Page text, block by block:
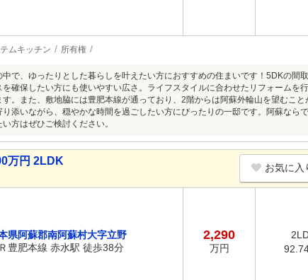
ムキッチン 所有権
中で、ゆったりとした暮らしを叶えたい方におすすめの住まいです！5DKの間
確保したい方にも使いやすい広さ。ライフスタイルに合わせたリフォームを
。また、敷地脇には豊肥本線が通っており、2階からは阿蘇外輪山を望むこ
添いながら、穏やかな時間を過ごしたい方にぴったりの一邸です。阿蘇なら
方はぜひご検討ください。
万円 2LDK
お気に入
県阿蘇郡南阿蘇村大字立野
Ｒ豊肥本線 赤水駅 徒歩38分
2,290
万円